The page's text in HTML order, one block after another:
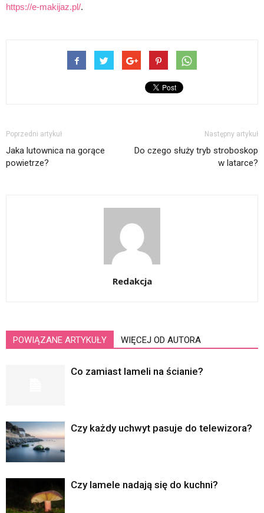
https://e-makijaz.pl/.
Poprzedni artykuł
Jaka lutownica na gorące
powietrze?
Następny artykuł
Do czego służy tryb stroboskop
w latarce?
Redakcja
POWIĄZANE ARTYKUŁY WIĘCEJ OD AUTORA
Co zamiast lameli na ścianie?
Czy każdy uchwyt pasuje do telewizora?
Czy lamele nadają się do kuchni?